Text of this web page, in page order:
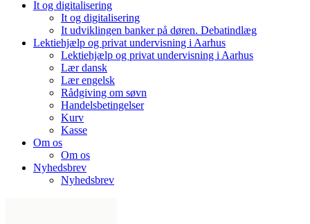
It og digitalisering
It og digitalisering
It udviklingen banker på døren. Debatindlæg
Lektiehjælp og privat undervisning i Aarhus
Lektiehjælp og privat undervisning i Aarhus
Lær dansk
Lær engelsk
Rådgiving om søvn
Handelsbetingelser
Kurv
Kasse
Om os
Om os
Nyhedsbrev
Nyhedsbrev